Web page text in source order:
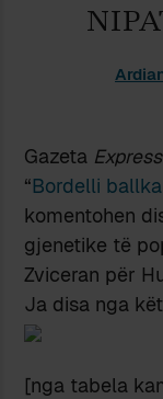
Gazeta Express
“Bordelli
komentohen
gjenetike të
Zviceran për
Ja disa nga
[nga tabela